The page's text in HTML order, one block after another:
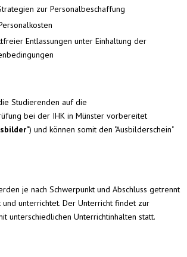
zur Personalbeschaffung
Entlassungen unter Einhaltung der
Studierenden auf die
bei der IHK in Münster vorbereitet
) und können somit den "Ausbilderschein"
je nach Schwerpunkt und Abschluss getrennt
unterrichtet. Der Unterricht findet zur
unterschiedlichen Unterrichtinhalten statt.